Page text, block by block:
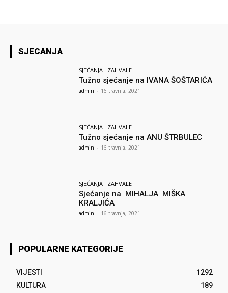
SJECANJA
SJEĆANJA I ZAHVALE
Tužno sjećanje na IVANA ŠOŠTARIĆA
admin - 16 travnja, 2021
SJEĆANJA I ZAHVALE
Tužno sjećanje na ANU ŠTRBULEC
admin - 16 travnja, 2021
SJEĆANJA I ZAHVALE
Sjećanje na MIHALJA MIŠKA
KRALJIĆA
admin - 16 travnja, 2021
POPULARNE KATEGORIJE
VIJESTI
1292
KULTURA
189